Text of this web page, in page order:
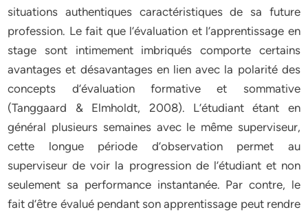
situations authentiques caractéristiques de sa future
profession. Le fait que l’évaluation et l’apprentissage en
stage sont intimement imbriqués comporte certains
avantages et désavantages en lien avec la polarité des
concepts d’évaluation formative et sommative
(Tanggaard & Elmholdt, 2008). L’étudiant étant en
général plusieurs semaines avec le même superviseur,
cette longue période d’observation permet au
superviseur de voir la progression de l’étudiant et non
seulement sa performance instantanée. Par contre, le
fait d’être évalué pendant son apprentissage peut rendre